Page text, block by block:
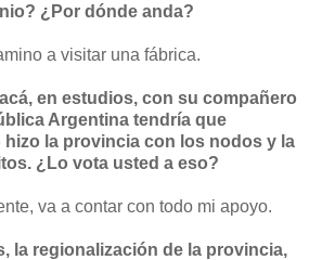
¿Por dónde anda?
a visitar una fábrica.
en estudios, con su compañero
Argentina tendría que
hizo la provincia con los nodos y la
¿Lo vota usted a eso?
va a contar con todo mi apoyo.
la regionalización de la provincia,